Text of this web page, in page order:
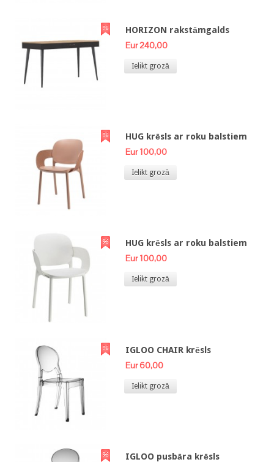
HORIZON rakstāmgalds
Eur 240,00
Ielikt grozā
HUG krēsls ar roku balstiem
Eur 100,00
Ielikt grozā
HUG krēsls ar roku balstiem
Eur 100,00
Ielikt grozā
IGLOO CHAIR krēsls
Eur 60,00
Ielikt grozā
IGLOO pusbāra krēsls